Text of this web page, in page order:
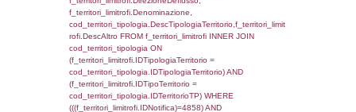
cod_territori_tipologia.IDTerritorioTP)
(((f_territori_limitrofi.IDNotifica)=4858) AND
((f_territori_limitrofi.IDTipoTerritorio)=4)),
0.071318864822388
sql: SELECT f_territori_limitrofi.Distanza,